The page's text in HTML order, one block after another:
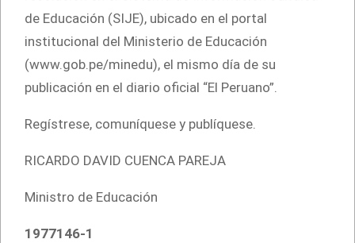
de Educación (SIJE), ubicado en el portal
institucional del Ministerio de Educación
(www.gob.pe/minedu), el mismo día de su
publicación en el diario oficial “El Peruano”.
Regístrese, comuníquese y publíquese.
RICARDO DAVID CUENCA PAREJA
Ministro de Educación
1977146-1